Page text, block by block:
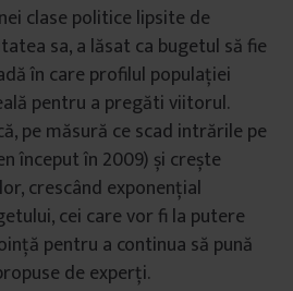
clase politice lipsite de
sa, a lăsat ca bugetul să fie
în care profilul populației
pentru a pregăti viitorul.
pe măsură ce scad intrările pe
început în 2009) și crește
crescând exponențial
cei care vor fi la putere
pentru a continua să pună
de experți.